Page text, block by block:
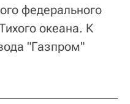
федерального
океана. К
"Газпром"